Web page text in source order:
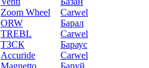
Zoom Wheel
ORW
TREBL
ТЗСК
Accuride
Magnetto
Carwel
Барал
Carwel
Бараус
Carwel
Баруй